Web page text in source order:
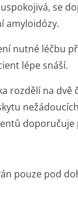
se
amyloidózy.
nutné léčbu
lépe snáší.
rozdělí na dvě
pouze pod